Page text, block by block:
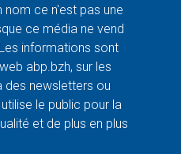
ce n'est pas une
ce média ne vend
informations sont
abp.bzh, sur les
des newsletters ou
le public pour la
et de plus en plus